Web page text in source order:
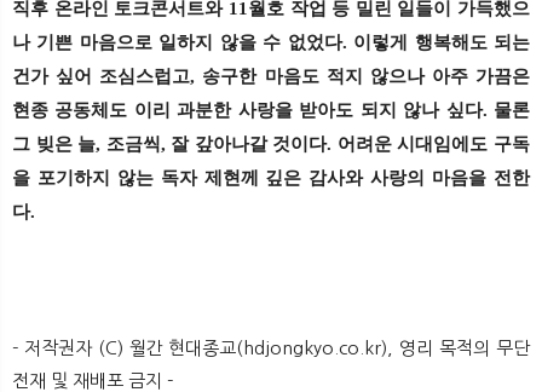
직후 온라인 토크콘서트와 11월호 작업 등 밀린 일들이 가득했으
나 기쁜 마음으로 일하지 않을 수 없었다. 이렇게 행복해도 되는
건가 싶어 조심스럽고, 송구한 마음도 적지 않으나 아주 가끔은
현종 공동체도 이리 과분한 사랑을 받아도 되지 않나 싶다. 물론
그 빚은 늘, 조금씩, 잘 갚아나갈 것이다. 어려운 시대임에도 구독
을 포기하지 않는 독자 제현께 깊은 감사와 사랑의 마음을 전한
다.
- 저작권자 (C) 월간 현대종교(hdjongkyo.co.kr), 영리 목적의 무단
전재 및 재배포 금지 -